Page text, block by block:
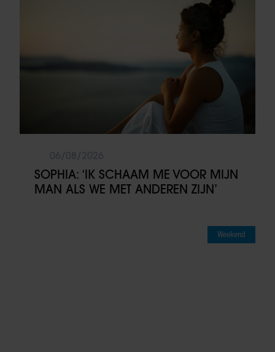
SOPHIA: ‘IK SCHAAM ME VOOR MIJN
MAN ALS WE MET ANDEREN ZIJN’
Weekend